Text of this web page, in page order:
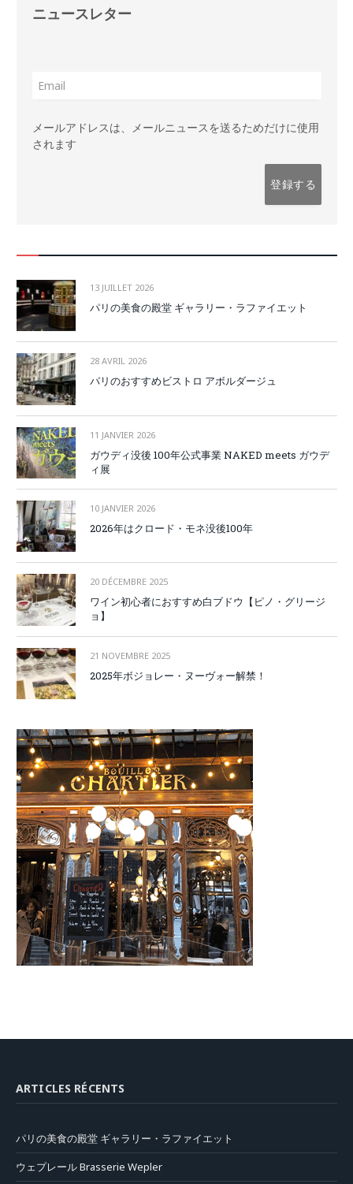
ニュースレター
メールアドレスは、メールニュースを送るためだけに使用
されます
13 JUILLET 2026
パリの美食の殿堂 ギャラリー・ラファイエット
28 AVRIL 2026
パリのおすすめビストロ アボルダージュ
11 JANVIER 2026
ガウディ没後 100年公式事業 NAKED meets ガウデ
ィ展
10 JANVIER 2026
2026年はクロード・モネ没後100年
20 DÉCEMBRE 2025
ワイン初心者におすすめ白ブドウ【ピノ・グリージ
ョ】
21 NOVEMBRE 2025
2025年ボジョレー・ヌーヴォー解禁！
ARTICLES RÉCENTS
パリの美食の殿堂 ギャラリー・ラファイエット
ウェプレール Brasserie Wepler